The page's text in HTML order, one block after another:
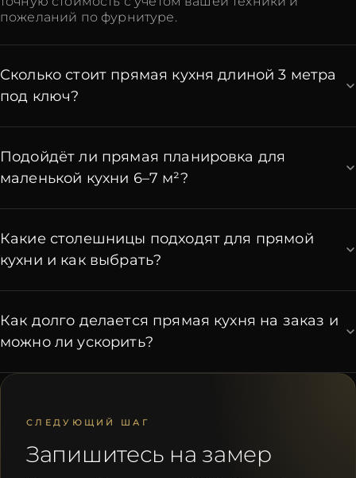
пожеланий по фурнитуре.
Сколько стоит прямая кухня длиной 3 метра
под ключ?
Подойдёт ли прямая планировка для
маленькой кухни 6–7 м²?
Какие столешницы подходят для прямой
кухни и как выбрать?
Как долго делается прямая кухня на заказ и
можно ли ускорить?
СЛЕДУЮЩИЙ ШАГ
Запишитесь на замер